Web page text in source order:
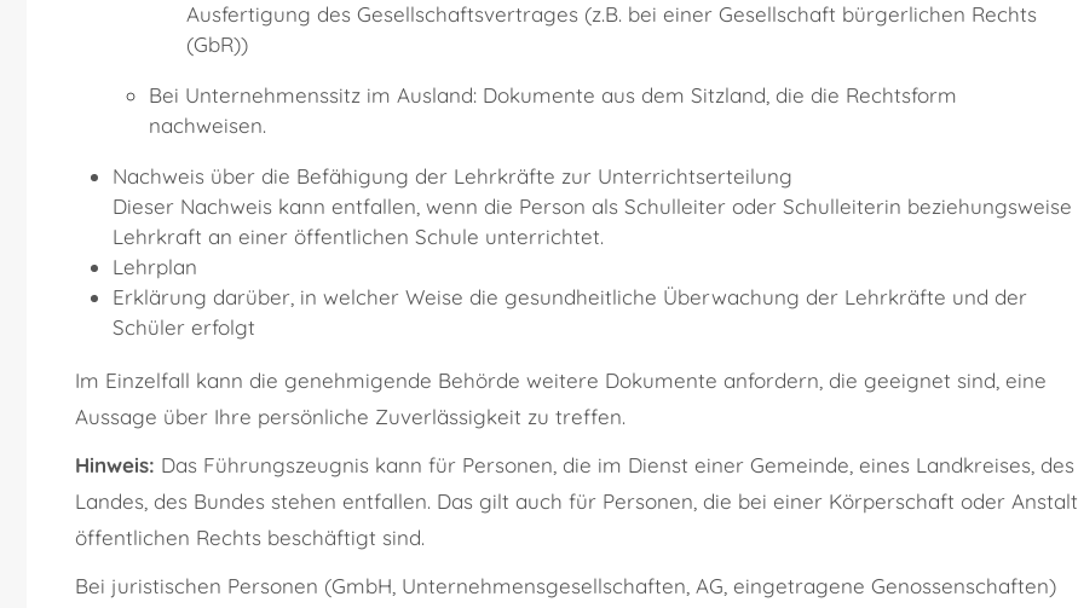
Ausfertigung des Gesellschaftsvertrages (z.B. bei einer Gesellschaft bürgerlichen Rechts
(GbR))
Bei Unternehmenssitz im Ausland: Dokumente aus dem Sitzland, die die Rechtsform
nachweisen.
Nachweis über die Befähigung der Lehrkräfte zur Unterrichtserteilung
Dieser Nachweis kann entfallen, wenn die Person als Schulleiter oder Schulleiterin beziehungsweise
Lehrkraft an einer öffentlichen Schule unterrichtet.
Lehrplan
Erklärung darüber, in welcher Weise die gesundheitliche Überwachung der Lehrkräfte und der
Schüler erfolgt
Im Einzelfall kann die genehmigende Behörde weitere Dokumente anfordern, die geeignet sind, eine
Aussage über Ihre persönliche Zuverlässigkeit zu treffen.
Hinweis: Das Führungszeugnis kann für Personen, die im Dienst einer Gemeinde, eines Landkreises, des
Landes, des Bundes stehen entfallen. Das gilt auch für Personen, die bei einer Körperschaft oder Anstalt
öffentlichen Rechts beschäftigt sind.
Bei juristischen Personen (GmbH, Unternehmensgesellschaften, AG, eingetragene Genossenschaften)